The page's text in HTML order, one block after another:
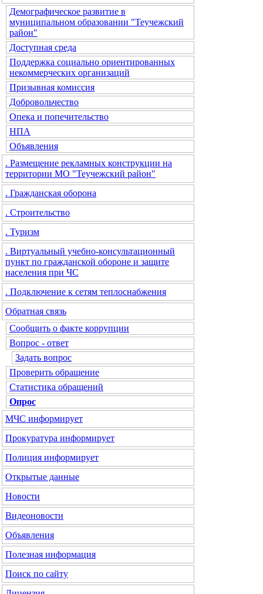
Демографическое развитие в
муниципальном образовании "Теучежский
район"
Доступная среда
Поддержка социально ориентированных
некоммерческих организаций
Призывная комиссия
Добровольчество
Опека и попечительство
НПА
Объявления
. Размещение рекламных конструкции на
территории МО "Теучежский район"
. Гражданская оборона
. Строительство
. Туризм
. Виртуальный учебно-консультационный
пункт по гражданской обороне и защите
населения при ЧС
. Подключение к сетям теплоснабжения
Обратная связь
Сообщить о факте коррупции
Вопрос - ответ
Задать вопрос
Проверить обращение
Статистика обращений
Опрос
МЧС информирует
Прокуратура информирует
Полиция информирует
Открытые данные
Новости
Видеоновости
Объявления
Полезная информация
Поиск по сайту